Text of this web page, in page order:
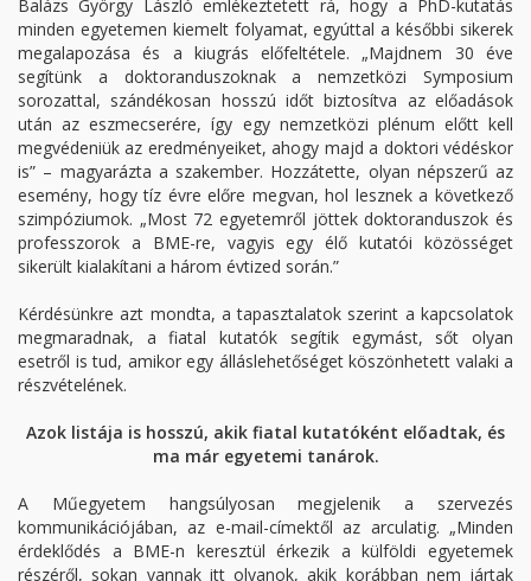
Balázs György László emlékeztetett rá, hogy a PhD-kutatás
minden egyetemen kiemelt folyamat, egyúttal a későbbi sikerek
megalapozása és a kiugrás előfeltétele. „Majdnem 30 éve
segítünk a doktoranduszoknak a nemzetközi Symposium
sorozattal, szándékosan hosszú időt biztosítva az előadások
után az eszmecserére, így egy nemzetközi plénum előtt kell
megvédeniük az eredményeiket, ahogy majd a doktori védéskor
is” – magyarázta a szakember. Hozzátette, olyan népszerű az
esemény, hogy tíz évre előre megvan, hol lesznek a következő
szimpóziumok. „Most 72 egyetemről jöttek doktoranduszok és
professzorok a BME-re, vagyis egy élő kutatói közösséget
sikerült kialakítani a három évtized során.”
Kérdésünkre azt mondta, a tapasztalatok szerint a kapcsolatok
megmaradnak, a fiatal kutatók segítik egymást, sőt olyan
esetről is tud, amikor egy álláslehetőséget köszönhetett valaki a
részvételének.
Azok listája is hosszú, akik fiatal kutatóként előadtak, és
ma már egyetemi tanárok.
A Műegyetem hangsúlyosan megjelenik a szervezés
kommunikációjában, az e-mail-címektől az arculatig. „Minden
érdeklődés a BME-n keresztül érkezik a külföldi egyetemek
részéről, sokan vannak itt olyanok, akik korábban nem jártak